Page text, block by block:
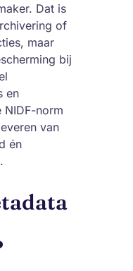
Dat is
of
maar
bij
en
NIDF-norm
van
én